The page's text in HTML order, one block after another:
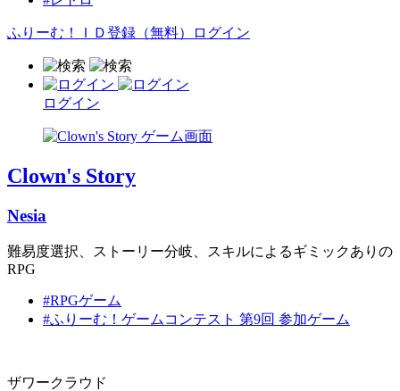
ふりーむ！ＩＤ登録（無料） ログイン
ログイン
Clown's Story
Nesia
難易度選択、ストーリー分岐、スキルによるギミックありの
RPG
#RPGゲーム
#ふりーむ！ゲームコンテスト 第9回 参加ゲーム
ザワークラウド